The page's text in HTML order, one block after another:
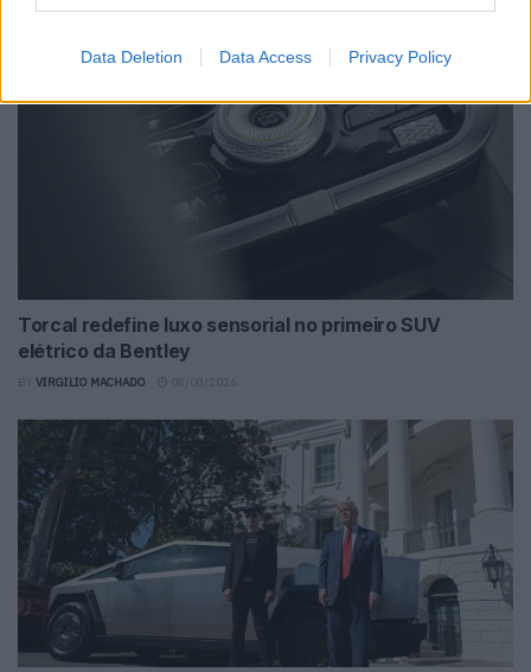
Data Deletion Data Access Privacy Policy
Torcal redefine luxo sensorial no primeiro SUV
elétrico da Bentley
VIRGILIO MACHADO